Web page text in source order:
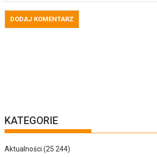
KATEGORIE
Aktualności (25 244)